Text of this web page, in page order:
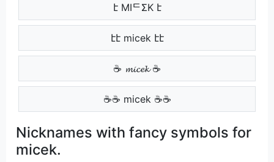
է MIᄃΣK է
էէ micek էէ
☕ 𝓶𝓲𝓬𝓮𝓴 ☕
☕☕ micek ☕☕
Nicknames with fancy symbols for
micek.